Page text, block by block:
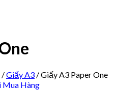
/Giấy A3 /Giấy A3 Paper One
Mua Hàng